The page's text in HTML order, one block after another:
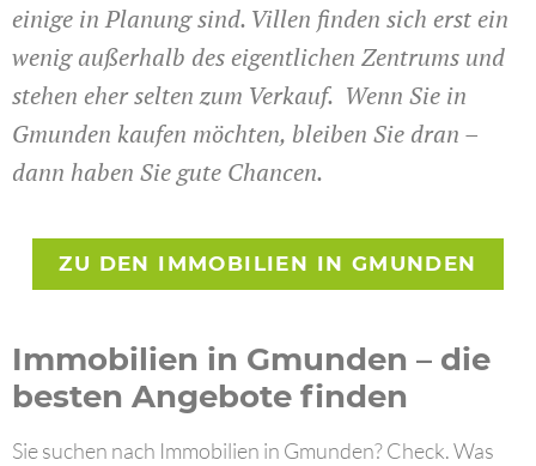
einige in Planung sind. Villen finden sich erst ein
wenig außerhalb des eigentlichen Zentrums und
stehen eher selten zum Verkauf. Wenn Sie in
Gmunden kaufen möchten, bleiben Sie dran –
dann haben Sie gute Chancen.
ZU DEN IMMOBILIEN IN GMUNDEN
Immobilien in Gmunden – die
besten Angebote finden
Sie suchen nach Immobilien in Gmunden? Check. Was